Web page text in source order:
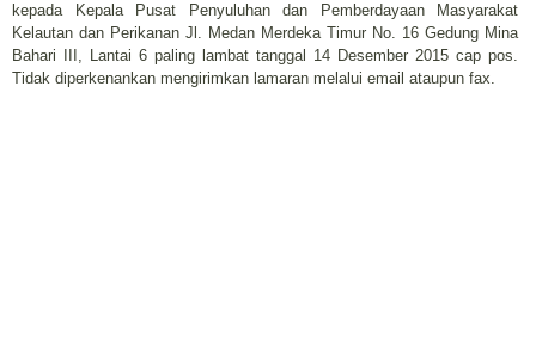
kepada Kepala Pusat Penyuluhan dan Pemberdayaan Masyarakat
Kelautan dan Perikanan Jl. Medan Merdeka Timur No. 16 Gedung Mina
Bahari III, Lantai 6 paling lambat tanggal 14 Desember 2015 cap pos.
Tidak diperkenankan mengirimkan lamaran melalui email ataupun fax.